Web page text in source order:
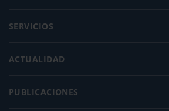
SERVICIOS
ACTUALIDAD
PUBLICACIONES